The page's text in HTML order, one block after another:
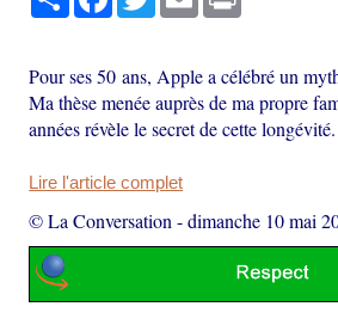
Pour ses 50 ans, Apple a célébré un
Ma thèse menée auprès de ma propre
années révèle le secret de cette longévité.
Lire l'article complet
© La Conversation -dimanche 10 mai